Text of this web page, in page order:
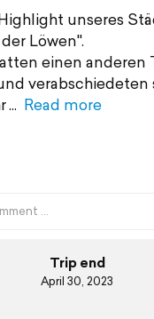
unseres
Löwen".
einen anderen
verabschiedeten
Read more
Trip end
April 30, 2023